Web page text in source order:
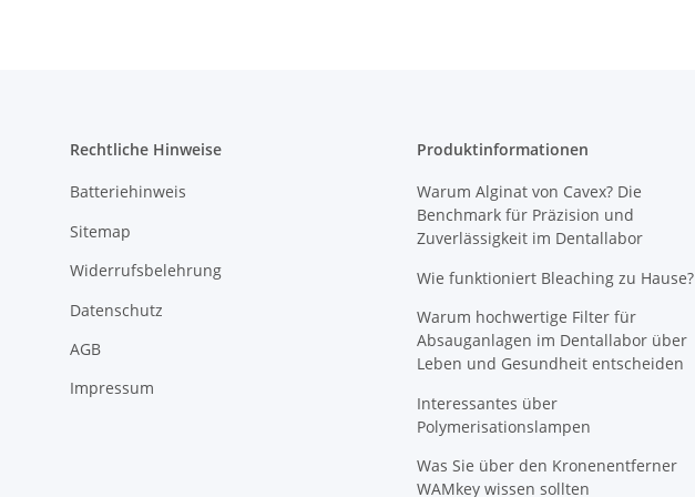
Rechtliche Hinweise
Batteriehinweis
Sitemap
Widerrufsbelehrung
Datenschutz
AGB
Impressum
Produktinformationen
Warum Alginat von Cavex? Die
Benchmark für Präzision und
Zuverlässigkeit im Dentallabor
Wie funktioniert Bleaching zu Hause?
Warum hochwertige Filter für
Absauganlagen im Dentallabor über
Leben und Gesundheit entscheiden
Interessantes über
Polymerisationslampen
Was Sie über den Kronenentferner
WAMkey wissen sollten